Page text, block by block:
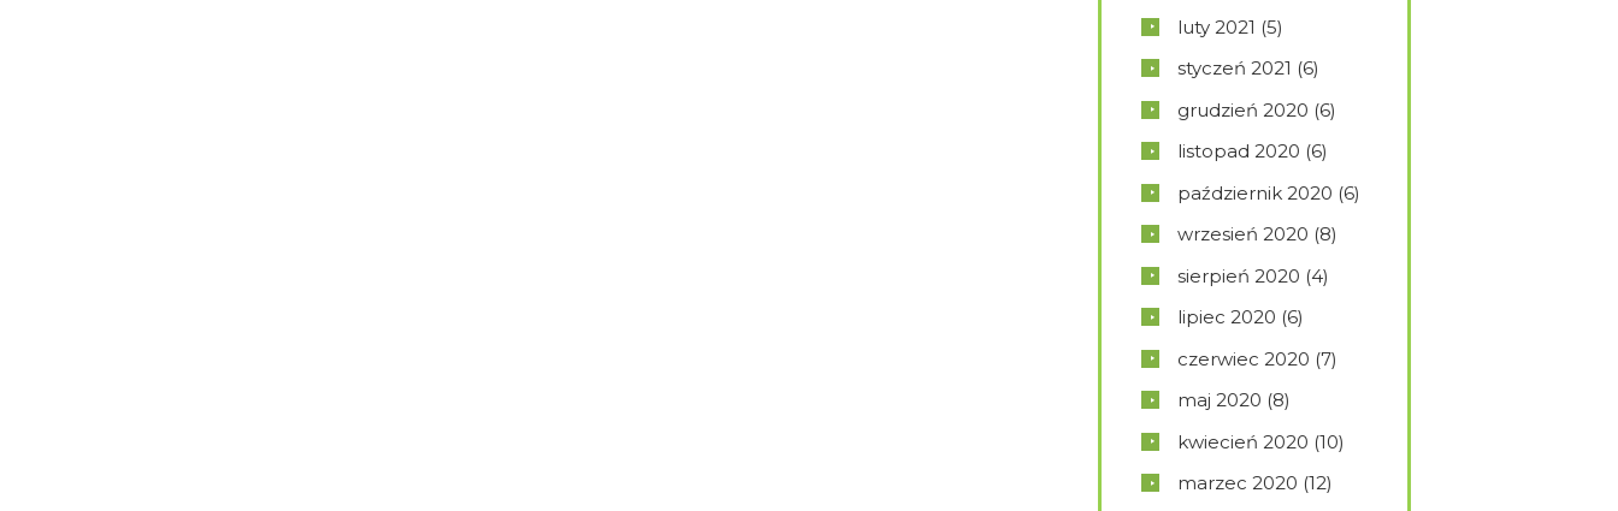
luty 2021 (5)
styczeń 2021 (6)
grudzień 2020 (6)
listopad 2020 (6)
październik 2020 (6)
wrzesień 2020 (8)
sierpień 2020 (4)
lipiec 2020 (6)
czerwiec 2020 (7)
maj 2020 (8)
kwiecień 2020 (10)
marzec 2020 (12)